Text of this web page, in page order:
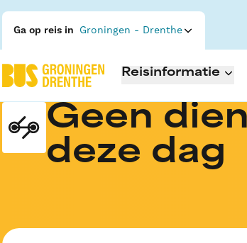
Ga op reis in Groningen - Drenthe
Reisinformatie
Geen
deze dag